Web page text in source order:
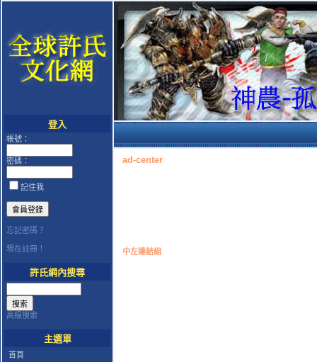
登入
帳號：
密碼：
記住我
忘記密碼？
現在註冊！
許氏網內搜尋
高級搜索
主選單
首頁
ad-center
中左連結組